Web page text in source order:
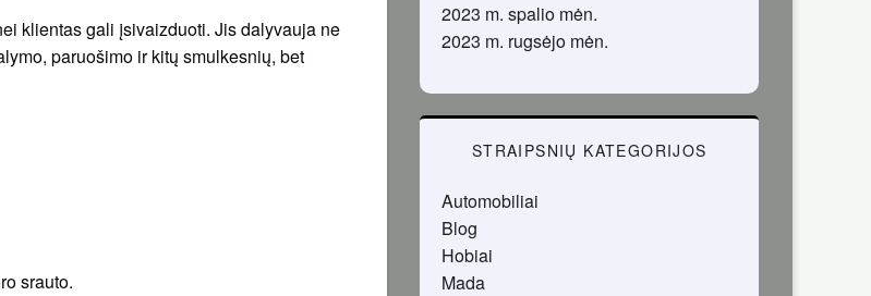
klientas gali įsivaizduoti. Jis dalyvauja ne
paruošimo ir kitų smulkesnių, bet
srauto.
2023 m. spalio mėn.
2023 m. rugsėjo mėn.
STRAIPSNIŲ KATEGORIJOS
Automobiliai
Blog
Hobiai
Mada